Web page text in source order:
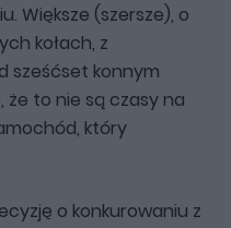
Większe (szersze), o
kołach, z
sześćset konnym
że to nie są czasy na
który
o konkurowaniu z